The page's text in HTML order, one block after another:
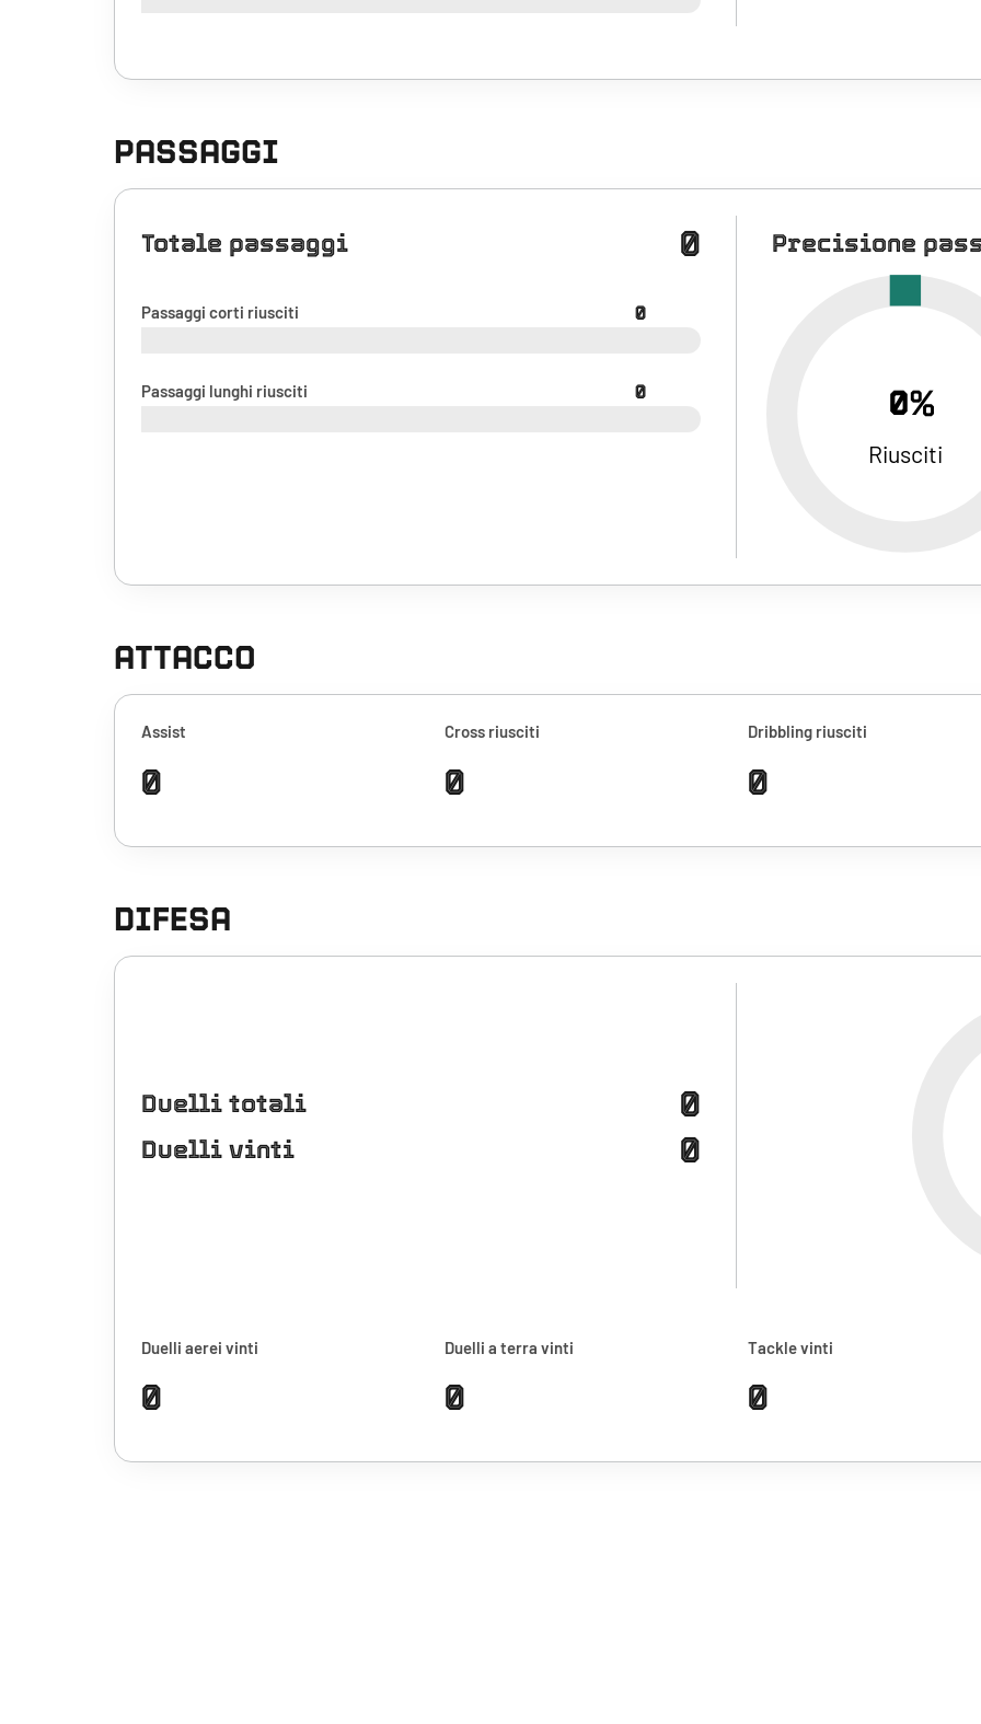
PASSAGGI
Totale passaggi 0
Passaggi corti riusciti 0
Passaggi lunghi riusciti 0
Precisione
0%
Riusciti
ATTACCO
Assist
0
Cross riusciti
0
Dribbling riusciti
0
DIFESA
Duelli totali 0
Duelli vinti 0
Duelli aerei vinti
0
Duelli a terra vinti
0
Tackle vinti
0